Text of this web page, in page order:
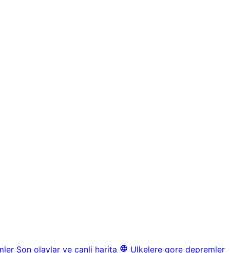
Son olaylar ve canli harita Ulkelere gore depremler